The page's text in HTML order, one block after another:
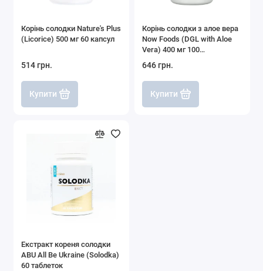
Корінь солодки Nature's Plus
(Licorice) 500 мг 60 капсул
514 грн.
Купити
Корінь солодки з алое вера
Now Foods (DGL with Aloe
Vera) 400 мг 100
646 грн.
Купити
Екстракт кореня солодки
ABU All Be Ukraine (Solodka)
60 таблеток